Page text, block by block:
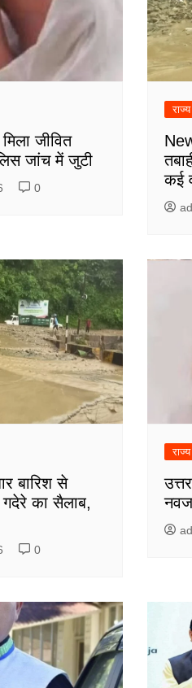
जीवित
जांच में जुटी
0
राज्य
कई
बारिश से
गदेरे का सैलाब,
0
राज्य